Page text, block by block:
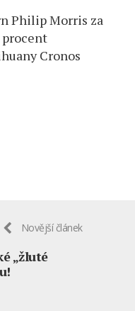
Philip Morris za
Cronos
Novější článek
„žluté